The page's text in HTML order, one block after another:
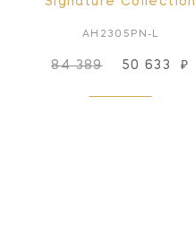
AH2305PN-L
84 389 50 633 ₽